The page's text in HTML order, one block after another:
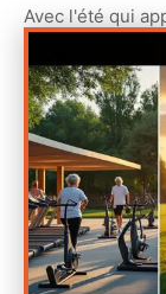
Avec l'été qui